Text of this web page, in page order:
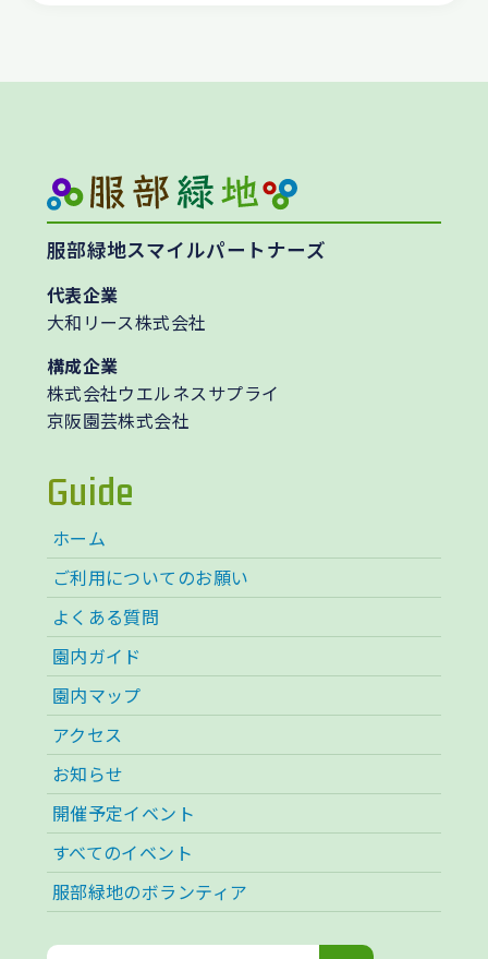
服部緑地スマイルパートナーズ
代表企業
大和リース株式会社
構成企業
株式会社ウエルネスサプライ
京阪園芸株式会社
Guide
ホーム
ご利用についてのお願い
よくある質問
園内ガイド
園内マップ
アクセス
お知らせ
開催予定イベント
すべてのイベント
服部緑地のボランティア